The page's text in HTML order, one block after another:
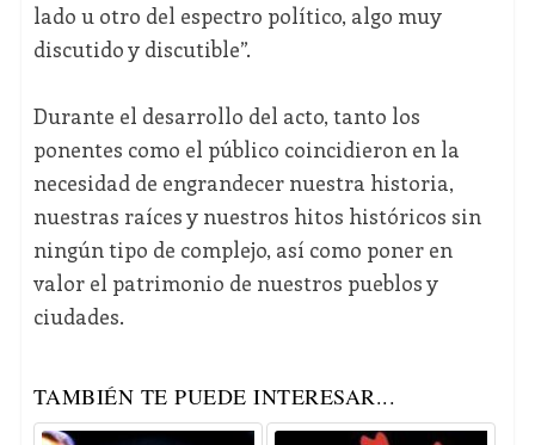
lado u otro del espectro político, algo muy
discutido y discutible”.
Durante el desarrollo del acto, tanto los
ponentes como el público coincidieron en la
necesidad de engrandecer nuestra historia,
nuestras raíces y nuestros hitos históricos sin
ningún tipo de complejo, así como poner en
valor el patrimonio de nuestros pueblos y
ciudades.
TAMBIÉN TE PUEDE INTERESAR...